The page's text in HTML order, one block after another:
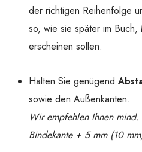
der richtigen Reihenfolge
so, wie sie später im Buch,
erscheinen sollen.
Halten Sie genügend
sowie den Außenkanten.
Wir empfehlen Ihnen mind.
Bindekante + 5 mm (10